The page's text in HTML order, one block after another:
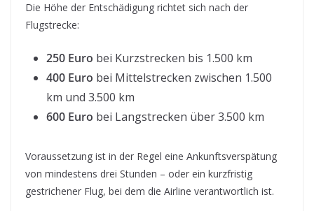
Die Höhe der Entschädigung richtet sich nach der
Flugstrecke:
250 Euro bei Kurzstrecken bis 1.500 km
400 Euro bei Mittelstrecken zwischen 1.500
km und 3.500 km
600 Euro bei Langstrecken über 3.500 km
Voraussetzung ist in der Regel eine Ankunftsverspätung
von mindestens drei Stunden – oder ein kurzfristig
gestrichener Flug, bei dem die Airline verantwortlich ist.